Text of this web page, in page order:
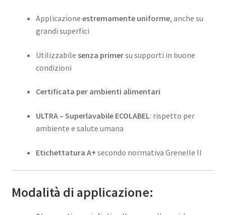
Applicazione estremamente uniforme, anche su
grandi superfici
Utilizzabile senza primersu supporti in buone
condizioni
Certificata per ambienti alimentari
ULTRA – Superlavabile ECOLABEL: rispetto per
ambiente e salute umana
Etichettatura A+ secondo normativa Grenelle II
Modalità di applicazione: